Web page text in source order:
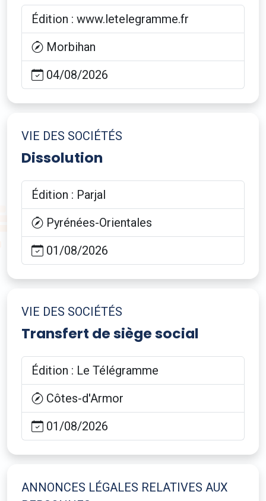
Édition : www.letelegramme.fr
Morbihan
04/08/2026
VIE DES SOCIÉTÉS
Dissolution
Édition : Parjal
Pyrénées-Orientales
01/08/2026
VIE DES SOCIÉTÉS
Transfert de siège social
Édition : Le Télégramme
Côtes-d'Armor
01/08/2026
ANNONCES LÉGALES RELATIVES AUX